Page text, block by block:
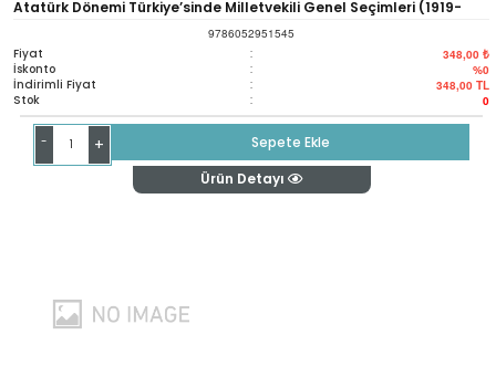
Atatürk Dönemi Türkiye’sinde Milletvekili Genel Seçimleri (1919-
1935)
9786052951545
Fiyat : 348,00 ₺
İskonto : %0
İndirimli Fiyat : 348,00 TL
Stok : 0
- +
Sepete Ekle
Ürün Detayı